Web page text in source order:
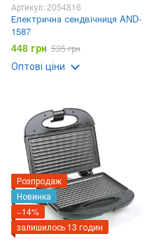
Артикул: 2054816
Електрична сендвічниця AND-
1587
448 грн 535 грн
Оптові ціни
Розпродаж
Новинка
−14%
залишилось 13 годин